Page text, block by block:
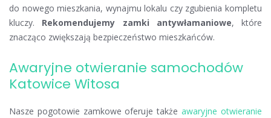
do nowego mieszkania, wynajmu lokalu czy zgubienia kompletu
kluczy. Rekomendujemy zamki antywłamaniowe, które
znacząco zwiększają bezpieczeństwo mieszkańców.
Awaryjne otwieranie samochodów
Katowice Witosa
Nasze pogotowie zamkowe oferuje takżeawaryjne otwieranie